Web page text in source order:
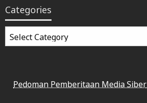
Categories
Categories
Pedoman Pemberitaan Media Siber